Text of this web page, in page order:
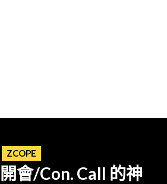
ZCOPE
開會/Con. Call 的神